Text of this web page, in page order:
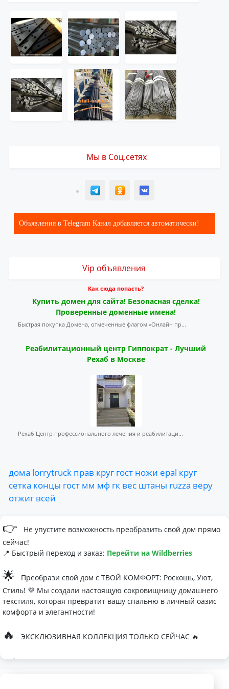
Мы в Соц.сетях
T ОК ВК
Объявления в Telegram Канал добавляется автоматически!
Vip объявления
Как сюда попасть?
Купить домен для сайта! Безопасная сделка!
Проверенные доменные имена!
Быстрая покупка Домена, отмеченные флагом «Онлайн пр...
Реабилитационный центр Гиппократ - Лучший
Рехаб в Москве
Рехаб Центр профессионального лечения и реабилитаци...
дома lorrytruck прав круг гост ножи epal круг
сетка концы гост мм мф гк вес штаны ruzza веру
отжиг всей
👉
Не упустите возможность преобразить свой дом прямо
сейчас!
📍 Быстрый переход и заказ: Перейти на Wildberries
🌟
Преобрази свой дом с ТВОЙ КОМФОРТ: Роскошь, Уют,
Стиль! 💜 Мы создали настоящую сокровищницу домашнего
текстиля, которая превратит вашу спальню в личный оазис
комфорта и элегантности!
🔥 ЭКСКЛЮЗИВНАЯ КОЛЛЕКЦИЯ ТОЛЬКО СЕЙЧАС 🔥
🛏